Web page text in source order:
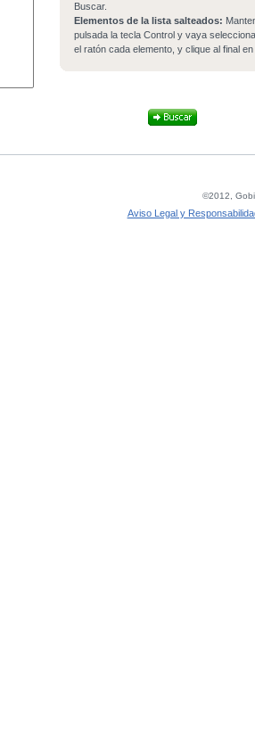
Buscar.
Elementos de la lista salteados:
pulsada la tecla Control y vaya
el ratón cada elemento, y clique al final
©2012,
Aviso Legal y